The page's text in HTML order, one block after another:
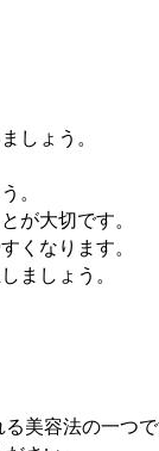
しょう。
。
が大切です。
くなります。
ましょう。
美容法の一つ